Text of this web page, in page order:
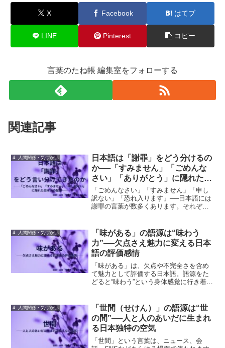
X Facebook はてブ
LINE Pinterest コピー
言葉のたね帳 編集室をフォローする
関連記事
4. 人間関係・気づかい
日本語は「謝罪」をどう分けるの
か──「すみません」「ごめんな
さい」「ありがとう」に隠れた配
慮の感覚
「ごめんなさい」「すみません」「申し
訳ない」「恐れ入ります」──日本語には
謝罪の言葉が数多くあります。それぞれ
4. 人間関係・気づかい
「味がある」の語源は“味わう
力”──欠点さえ魅力に変える日本
語の評価感情
「味がある」は、欠点や不完全さを含め
て魅力として評価する日本語。語源をた
どると“味わう”という身体感覚に行き着き
4. 人間関係・気づかい
「世間（せけん）」の語源は“世
の間”──人と人のあいだに生まれ
る日本独特の空気
「世間」という言葉は、ニュース、会